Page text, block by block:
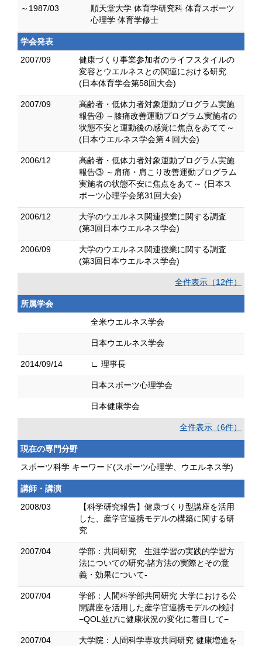
～1987/03
順天堂大学 体育学研究科 体育スポーツ
心理学 体育学修士
学会発表
2007/09
健康づくり事業参加者のライフスタイルの
変容とウエルネスとの関連における研究
(日本体育学会第58回大会)
2007/09
高齢者・低体力者対象運動プログラム実施
報告④ ～膝痛改善運動プログラム実施者の
状態不安と運動後の感覚に焦点をあてて～
(日本ウエルネス学会第４回大会)
2006/12
高齢者・低体力者対象運動プログラム実施
報告③ ～肩痛・肩こり改善運動プログラム
実施者の状態不安に焦点をあて～ (日本ス
ポーツ心理学会第31回大会)
2006/12
大学のウエルネス関連授業に関する調査
(第3回日本ウエルネス学会)
2006/09
大学のウエルネス関連授業に関する調査
(第3回日本ウエルネス学会)
全件表示（12件）
所属学会
全米ウエルネス学会
日本ウエルネス学会
2014/09/14 ∟ 理事長
日本スポーツ心理学会
日本健康学会
全件表示（6件）
現在の専門分野
スポーツ科学 キーワード(スポーツ心理学、ウエルネス学)
講師・講演
2008/03
【科学研究報告】健康づくり型講座を活用
した、産学官連携モデルの構築に関する研
究
2007/04
学部：共同研究 生涯学習の実践的学習方
法についての研究-諸方法の実際とその意
義・効果について-
2007/04
学部：人間科学部共同研究 大学における公
開講座を活用した産学官連携モデルの検討
−QOL並びに健康状況の変化に着目して−
2007/04 大学院：人間科学専攻共同研究 健康増進を